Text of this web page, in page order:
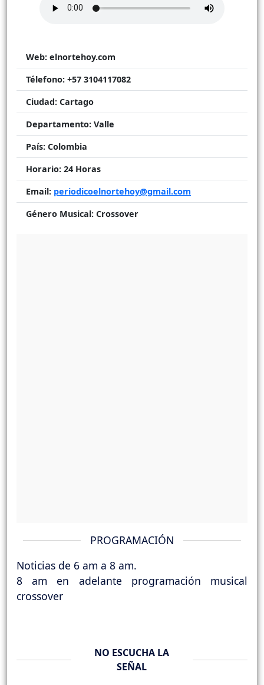
Web: elnortehoy.com
Télefono: +57 3104117082
Ciudad: Cartago
Departamento: Valle
País: Colombia
Horario: 24 Horas
Email: periodicoelnortehoy@gmail.com
Género Musical: Crossover
PROGRAMACIÓN
Noticias de 6 am a 8 am.
8 am en adelante programación musical
crossover
NO ESCUCHA LA
SEÑAL